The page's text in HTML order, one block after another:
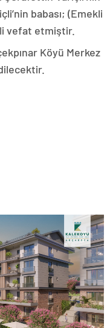
babası; (Emekli
vefat etmiştir.
Köyü Merkez